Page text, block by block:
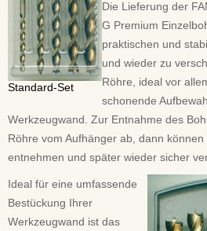
Standard-Set
Die Lieferung der
G Premium
praktischen und
und wieder zu
Röhre, ideal vor
schonende
Werkzeugwand. Zur Entnahme des
Röhre vom Aufhänger ab, dann
entnehmen und später wieder sicher
Ideal für eine umfassende
Bestückung Ihrer
Werkzeugwand ist das